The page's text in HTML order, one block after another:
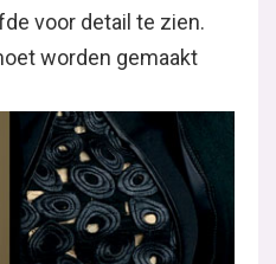
voor detail te zien.
worden gemaakt